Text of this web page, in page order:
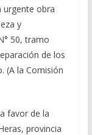
urgente obra
y
50, tramo
de los
(A la Comisión
favor de la
provincia